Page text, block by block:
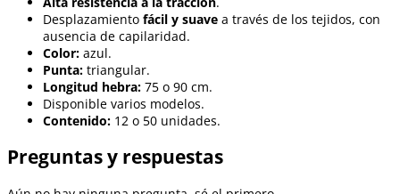
Desplazamiento fácil y suave a través de los tejidos, con
ausencia de capilaridad.
Color: azul.
Punta: triangular.
Longitud hebra: 75 o 90 cm.
Disponible varios modelos.
Contenido: 12 o 50 unidades.
Preguntas y respuestas